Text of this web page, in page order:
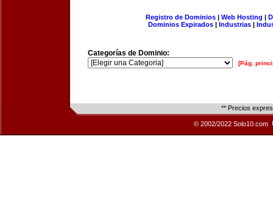
Registro de Dominios| Web Hosting |
Dominios Expirados | Industrias |
Categorías de Dominio:
[Pág.
** Precios
© 2002/2022 Solo10.com